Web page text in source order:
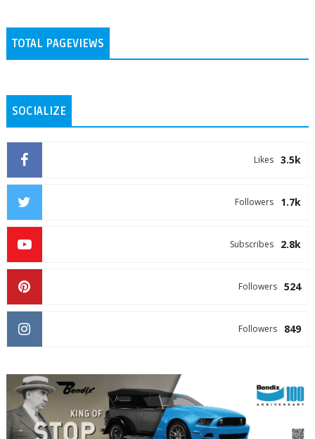
TOTAL PAGEVIEWS
SOCIALIZE
3.5k
Likes
1.7k
Followers
2.8k
Subscribes
524
Followers
849
Followers